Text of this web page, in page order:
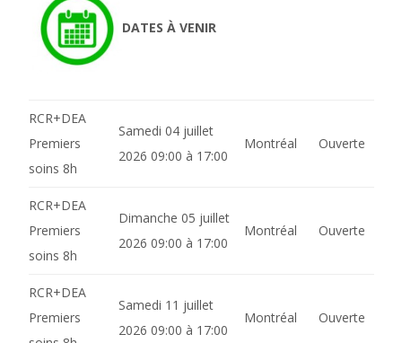
DATES À VENIR
RCR+DEA
Premiers
soins 8h
Samedi 04 juillet
2026 09:00 à 17:00
Montréal Ouverte
RCR+DEA
Premiers
soins 8h
Dimanche 05 juillet
2026 09:00 à 17:00
Montréal Ouverte
RCR+DEA
Premiers
Samedi 11 juillet
2026 09:00 à 17:00
Montréal Ouverte